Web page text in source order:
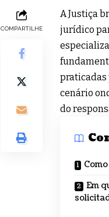
COMPARTILHE
A Justiça
jurídico
praticadas
cenário
do
Em